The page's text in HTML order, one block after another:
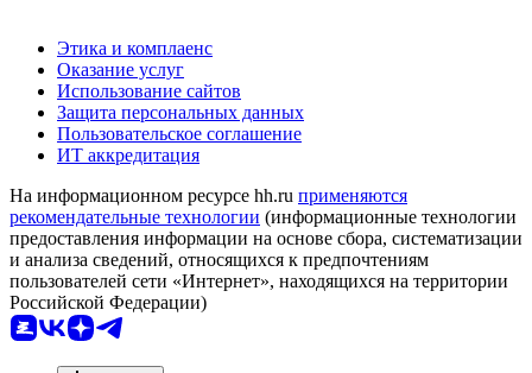
Этика и комплаенс
Оказание услуг
Использование сайтов
Защита персональных данных
Пользовательское соглашение
ИТ аккредитация
На информационном ресурсе hh.ru применяются
рекомендательные технологии (информационные технологии
предоставления информации на основе сбора, систематизации
и анализа сведений, относящихся к предпочтениям
пользователей сети «Интернет», находящихся на территории
Российской Федерации)